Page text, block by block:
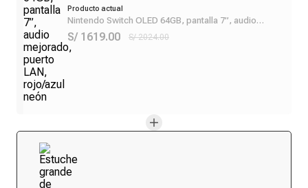
Producto actual
Nintendo Switch OLED 64GB, pantalla 7”, audio
mejorado, puerto LAN, rojo/azul neón
S/ 1619.00 S/ 2024.00